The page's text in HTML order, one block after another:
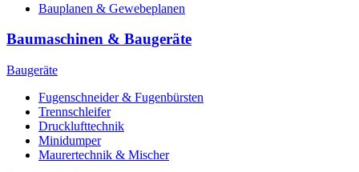
Bauplanen & Gewebeplanen
Baumaschinen & Baugeräte
Baugeräte
Fugenschneider & Fugenbürsten
Trennschleifer
Drucklufttechnik
Minidumper
Maurertechnik & Mischer